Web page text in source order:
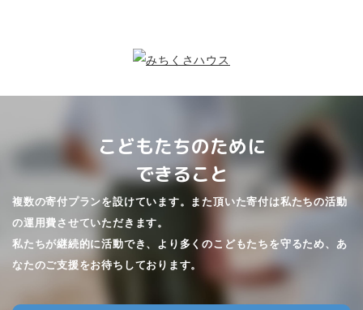
こどもたちのために
できること
複数の寄付プランを設けています。また頂いた寄付は私たちの活動
の運用費させていただきます。
私たちが継続的に活動でき、より多くのこどもたちを守るため、あ
なたのご支援をお待ちしております。